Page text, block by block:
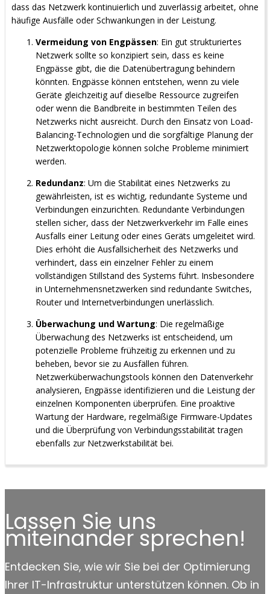
dass das Netzwerk kontinuierlich und zuverlässig arbeitet, ohne
häufige Ausfälle oder Schwankungen in der Leistung.
Vermeidung von Engpässen: Ein gut strukturiertes
Netzwerk sollte so konzipiert sein, dass es keine
Engpässe gibt, die die Datenübertragung behindern
könnten. Engpässe können entstehen, wenn zu viele
Geräte gleichzeitig auf dieselbe Ressource zugreifen
oder wenn die Bandbreite in bestimmten Teilen des
Netzwerks nicht ausreicht. Durch den Einsatz von Load-
Balancing-Technologien und die sorgfältige Planung der
Netzwerktopologie können solche Probleme minimiert
werden.
Redundanz: Um die Stabilität eines Netzwerks zu
gewährleisten, ist es wichtig, redundante Systeme und
Verbindungen einzurichten. Redundante Verbindungen
stellen sicher, dass der Netzwerkverkehr im Falle eines
Ausfalls einer Leitung oder eines Geräts umgeleitet wird.
Dies erhöht die Ausfallsicherheit des Netzwerks und
verhindert, dass ein einzelner Fehler zu einem
vollständigen Stillstand des Systems führt. Insbesondere
in Unternehmensnetzwerken sind redundante Switches,
Router und Internetverbindungen unerlässlich.
Überwachung und Wartung: Die regelmäßige
Überwachung des Netzwerks ist entscheidend, um
potenzielle Probleme frühzeitig zu erkennen und zu
beheben, bevor sie zu Ausfällen führen.
Netzwerküberwachungstools können den Datenverkehr
analysieren, Engpässe identifizieren und die Leistung der
einzelnen Komponenten überprüfen. Eine proaktive
Wartung der Hardware, regelmäßige Firmware-Updates
und die Überprüfung von Verbindungsstabilität tragen
ebenfalls zur Netzwerkstabilität bei.
Lassen Sie uns
miteinander sprechen!
Entdecken Sie, wie wir Sie bei der Optimierung
Ihrer IT-Infrastruktur unterstützen können. Ob in